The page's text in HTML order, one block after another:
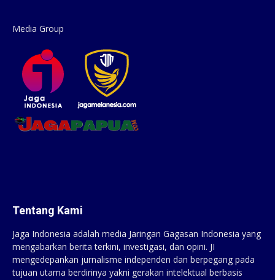
Media Group
Tentang Kami
Jaga Indonesia adalah media Jaringan Gagasan Indonesia yang
mengabarkan berita terkini, investigasi, dan opini. JI
mengedepankan jurnalisme independen dan berpegang pada
tujuan utama berdirinya yakni gerakan intelektual berbasis